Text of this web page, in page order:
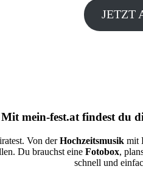
JETZT
Mitmein-fest.atfindest du
Von derHochzeitsmusikmit
Du brauchst eine Fotobox,
schnell und